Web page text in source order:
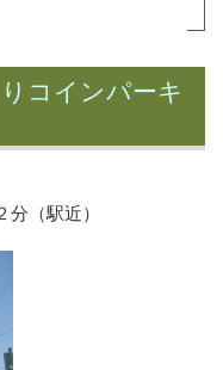
コインパーキ
分（駅近）